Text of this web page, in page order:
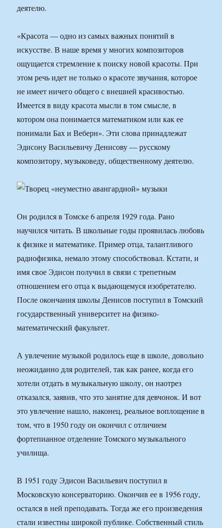
деятелю.
«Красота — одно из самых важных понятий в
искусстве. В наше время у многих композиторов
ощущается стремление к поиску новой красоты. При
этом речь идет не только о красоте звучания, которое
не имеет ничего общего с внешней красивостью.
Имеется в виду красота мысли в том смысле, в
котором она понимается математиком или как ее
понимали Бах и Веберн». Эти слова принадлежат
Эдисону Васильевичу Денисову — русскому
композитору, музыковеду, общественному деятелю.
Он родился в Томске 6 апреля 1929 года. Рано
научился читать. В школьные годы проявилась любовь
к физике и математике. Пример отца, талантливого
радиофизика, немало этому способствовал. Кстати, и
имя свое Эдисон получил в связи с трепетным
отношением его отца к выдающемуся изобретателю.
После окончания школы Денисов поступил в Томский
государственный университет на физико-
математический факультет.
А увлечение музыкой родилось еще в школе, довольно
неожиданно для родителей, так как ранее, когда его
хотели отдать в музыкальную школу, он наотрез
отказался, заявив, что это занятие для девчонок. И вот
это увлечение нашло, наконец, реальное воплощение в
том, что в 1950 году он окончил с отличием
фортепианное отделение Томского музыкального
училища.
В 1951 году Эдисон Васильевич поступил в
Московскую консерваторию. Окончив ее в 1956 году,
остался в ней преподавать. Тогда же его произведения
стали известны широкой публике. Собственный стиль